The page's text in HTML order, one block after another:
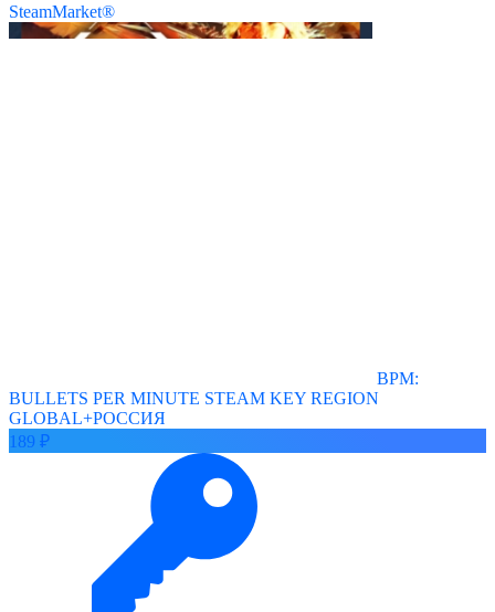
SteamMarket®
BPM:
BULLETS PER MINUTE STEAM KEY REGION
GLOBAL+РОССИЯ
189 ₽